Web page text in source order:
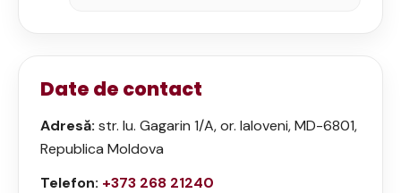
Date de contact
Adresă: str. Iu. Gagarin 1/A, or. Ialoveni, MD-6801,
Republica Moldova
Telefon: +373 268 21240